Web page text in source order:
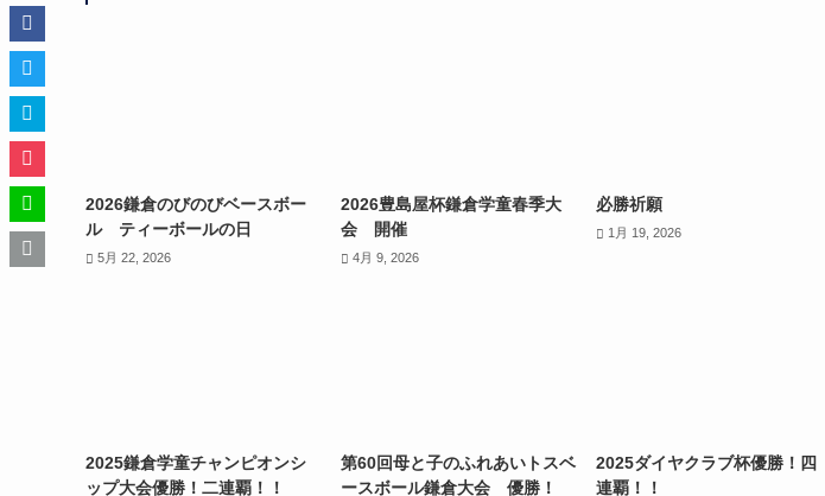
2026鎌倉のびのびベースボー
ル ティーボールの日
5月 22, 2026
2026豊島屋杯鎌倉学童春季大
会 開催
4月 9, 2026
必勝祈願
1月 19, 2026
2025鎌倉学童チャンピオンシ
ップ大会優勝！二連覇！！
第60回母と子のふれあいトスベ
ースボール鎌倉大会 優勝！
2025ダイヤクラブ杯優勝！四
連覇！！